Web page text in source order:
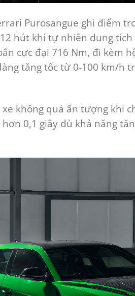
Purosangue ghi điểm
hút khí tự nhiên dung tích
cực đại 716 Nm, đi kèm
tăng tốc từ 0-100 km/h
không quá ấn tượng khi
0,1 giây dù khả năng